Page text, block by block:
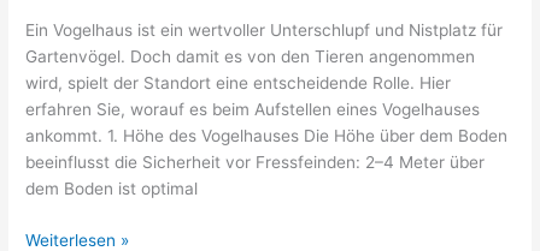
idealen
Standort
Ein Vogelhaus ist ein wertvoller Unterschlupf und Nistplatz für
Gartenvögel. Doch damit es von den Tieren angenommen
wird, spielt der Standort eine entscheidende Rolle. Hier
erfahren Sie, worauf es beim Aufstellen eines Vogelhauses
ankommt. 1. Höhe des Vogelhauses Die Höhe über dem Boden
beeinflusst die Sicherheit vor Fressfeinden: 2–4 Meter über
dem Boden ist optimal
Vogelhaus
Weiterlesen »